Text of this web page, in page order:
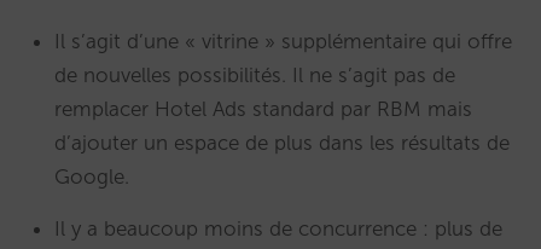
Il s’agit d’une « vitrine » supplémentaire qui offre
de nouvelles possibilités. Il ne s’agit pas de
remplacer Hotel Ads standard par RBM mais
d’ajouter un espace de plus dans les résultats de
Google.
Il y a beaucoup moins de concurrence : plus de